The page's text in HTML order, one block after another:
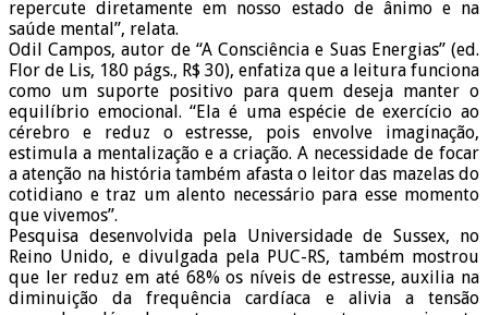
repercute diretamente em nosso estado de ânimo e na
saúde mental”, relata.
Odil Campos, autor de “A Consciência e Suas Energias” (ed.
Flor de Lis, 180 págs., R$ 30), enfatiza que a leitura funciona
como um suporte positivo para quem deseja manter o
equilíbrio emocional. “Ela é uma espécie de exercício ao
cérebro e reduz o estresse, pois envolve imaginação,
estimula a mentalização e a criação. A necessidade de focar
a atenção na história também afasta o leitor das mazelas do
cotidiano e traz um alento necessário para esse momento
que vivemos”.
Pesquisa desenvolvida pela Universidade de Sussex, no
Reino Unido, e divulgada pela PUC-RS, também mostrou
que ler reduz em até 68% os níveis de estresse, auxilia na
diminuição da frequência cardíaca e alivia a tensão